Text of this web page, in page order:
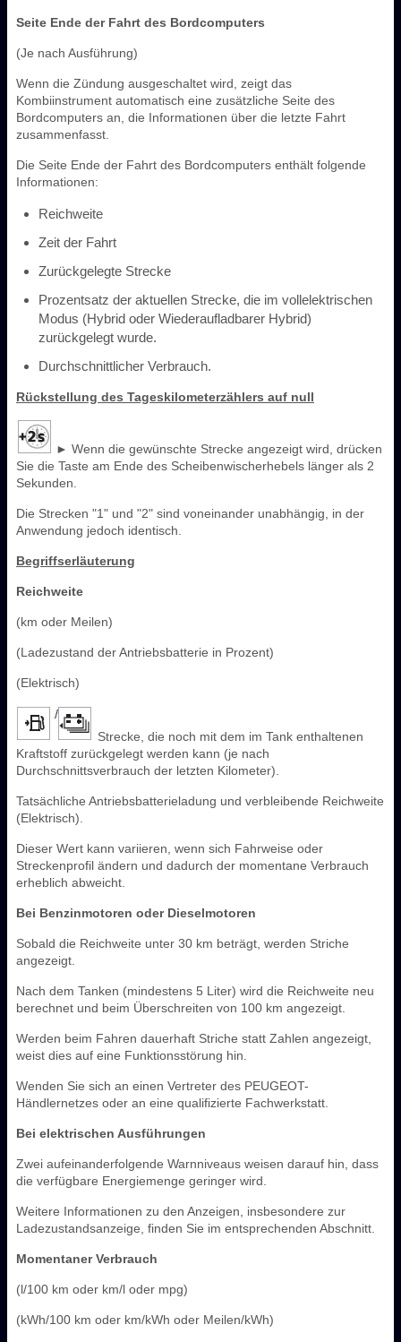
Seite Ende der Fahrt des Bordcomputers
(Je nach Ausführung)
Wenn die Zündung ausgeschaltet wird, zeigt das
Kombiinstrument automatisch eine zusätzliche Seite des
Bordcomputers an, die Informationen über die letzte Fahrt
zusammenfasst.
Die Seite Ende der Fahrt des Bordcomputers enthält folgende
Informationen:
Reichweite
Zeit der Fahrt
Zurückgelegte Strecke
Prozentsatz der aktuellen Strecke, die im vollelektrischen
Modus (Hybrid oder Wiederaufladbarer Hybrid)
zurückgelegt wurde.
Durchschnittlicher Verbrauch.
Rückstellung des Tageskilometerzählers auf null
► Wenn die gewünschte Strecke angezeigt wird, drücken
Sie die Taste am Ende des Scheibenwischerhebels länger als 2
Sekunden.
Die Strecken "1" und "2" sind voneinander unabhängig, in der
Anwendung jedoch identisch.
Begriffserläuterung
Reichweite
(km oder Meilen)
(Ladezustand der Antriebsbatterie in Prozent)
(Elektrisch)
Strecke, die noch mit dem im Tank enthaltenen
Kraftstoff zurückgelegt werden kann (je nach
Durchschnittsverbrauch der letzten Kilometer).
Tatsächliche Antriebsbatterieladung und verbleibende Reichweite
(Elektrisch).
Dieser Wert kann variieren, wenn sich Fahrweise oder
Streckenprofil ändern und dadurch der momentane Verbrauch
erheblich abweicht.
Bei Benzinmotoren oder Dieselmotoren
Sobald die Reichweite unter 30 km beträgt, werden Striche
angezeigt.
Nach dem Tanken (mindestens 5 Liter) wird die Reichweite neu
berechnet und beim Überschreiten von 100 km angezeigt.
Werden beim Fahren dauerhaft Striche statt Zahlen angezeigt,
weist dies auf eine Funktionsstörung hin.
Wenden Sie sich an einen Vertreter des PEUGEOT-
Händlernetzes oder an eine qualifizierte Fachwerkstatt.
Bei elektrischen Ausführungen
Zwei aufeinanderfolgende Warnniveaus weisen darauf hin, dass
die verfügbare Energiemenge geringer wird.
Weitere Informationen zu den Anzeigen, insbesondere zur
Ladezustandsanzeige, finden Sie im entsprechenden Abschnitt.
Momentaner Verbrauch
(l/100 km oder km/l oder mpg)
(kWh/100 km oder km/kWh oder Meilen/kWh)